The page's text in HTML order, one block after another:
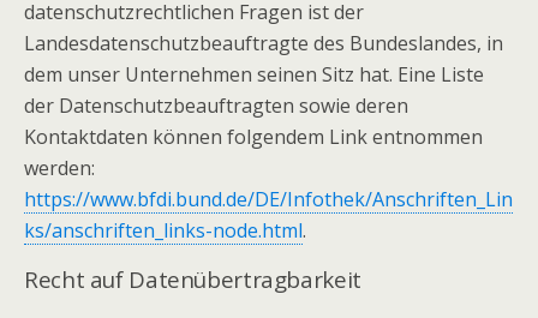
datenschutzrechtlichen Fragen ist der
Landesdatenschutzbeauftragte des Bundeslandes, in
dem unser Unternehmen seinen Sitz hat. Eine Liste
der Datenschutzbeauftragten sowie deren
Kontaktdaten können folgendem Link entnommen
werden:
https://www.bfdi.bund.de/DE/Infothek/Anschriften_Lin
ks/anschriften_links-node.html.
Recht auf Datenübertragbarkeit